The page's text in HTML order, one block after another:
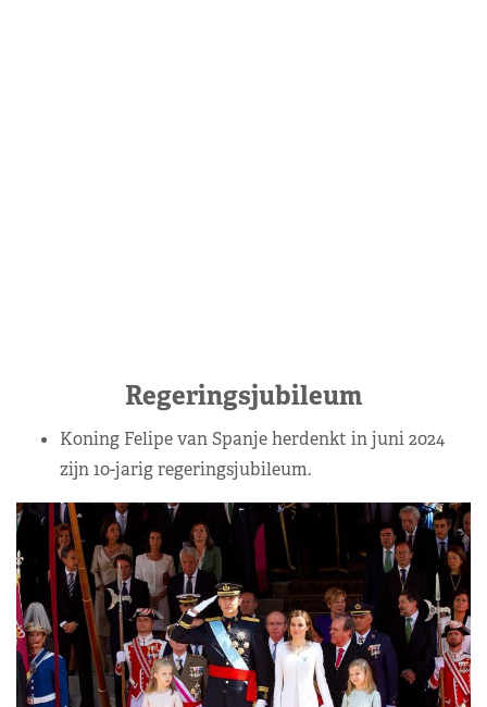
Regeringsjubileum
Koning Felipe van Spanje herdenkt in juni 2024
zijn 10-jarig regeringsjubileum.